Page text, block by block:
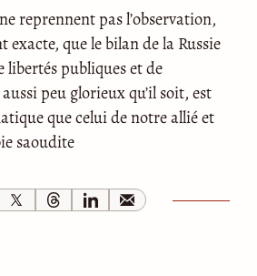
reprennent pas l’observation,
que le bilan de la Russie
libertés publiques et de
peu glorieux qu’il soit, est
que celui de notre allié et
saoudite